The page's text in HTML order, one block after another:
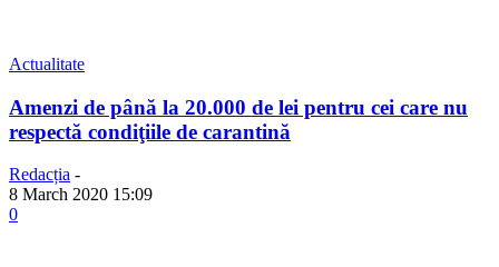
Actualitate
Amenzi de până la 20.000 de lei pentru cei care nu
respectă condiţiile de carantină
Redacția -
8 March 2020 15:09
0